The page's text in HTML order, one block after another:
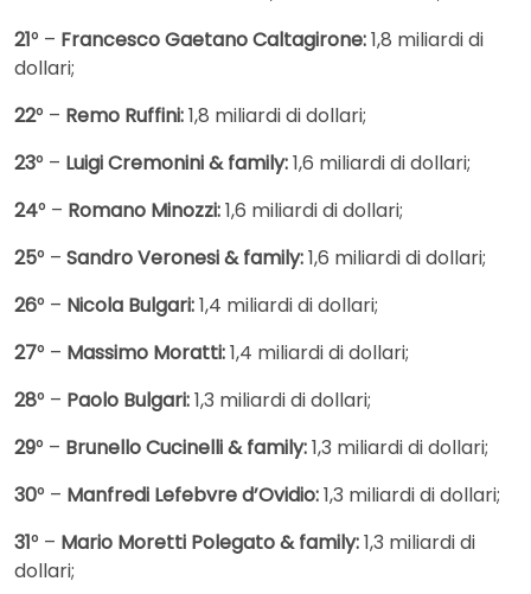
21° – Francesco Gaetano Caltagirone:1,8 miliardi di
dollari;
22° – Remo Ruffini:1,8 miliardi di dollari;
23° – Luigi Cremonini & family:1,6 miliardi di dollari;
24° – Romano Minozzi:1,6 miliardi di dollari;
25° – Sandro Veronesi & family:1,6 miliardi di dollari;
26° – Nicola Bulgari:1,4 miliardi di dollari;
27° – Massimo Moratti:1,4 miliardi di dollari;
28° – Paolo Bulgari:1,3 miliardi di dollari;
29° – Brunello Cucinelli & family:1,3 miliardi di dollari;
30° – Manfredi Lefebvre d’Ovidio:1,3 miliardi di dollari;
31° – Mario Moretti Polegato & family:1,3 miliardi di
dollari;